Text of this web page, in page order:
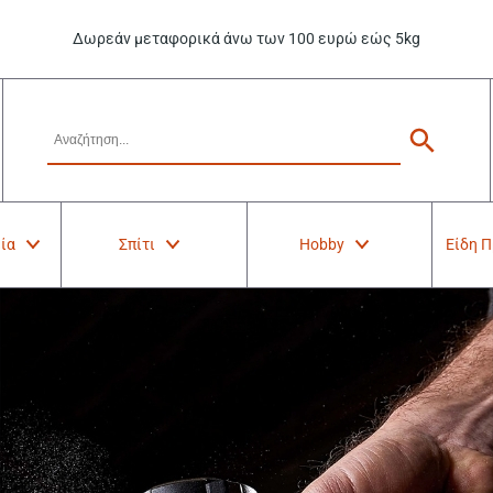
Δωρεάν μεταφορικά άνω των 100 ευρώ εώς 5kg
Σπίτι Hobby Είδη